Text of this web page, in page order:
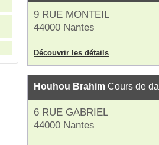
9 RUE MONTEIL
44000 Nantes
Découvrir les détails
Houhou Brahim Cours de
6 RUE GABRIEL
44000 Nantes